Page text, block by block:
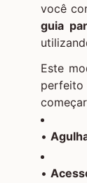
você
guia
Este
•
•